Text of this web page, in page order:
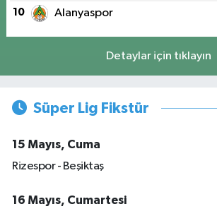
10 Alanyaspor
Detaylar için tıklayın
Süper Lig Fikstür
15 Mayıs, Cuma
Rizespor - Beşiktaş
16 Mayıs, Cumartesi